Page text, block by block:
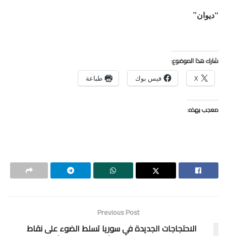
“ديوان”
شارك هذا الموضوع:
X فيس بوك طباعة
معجب بهذه:
Previous Post
الاحتجاجات الجديدة في سوريا تسلط الضوء على نقاط